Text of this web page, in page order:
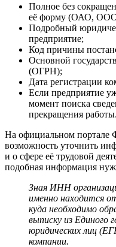
Полное без
её форму (ОАО, ООО
Подробный
предприятие;
Код причины
Основной
(ОГРН);
Дата регистрации
Если предприятие
момент поиска
прекращения работы.
На официальном портале
возможность уточнить
и о сфере её трудовой
подобная информация
Зная ИНН
именно находится
куда необходимо
выписку из Единого
юридических лиц
компании.